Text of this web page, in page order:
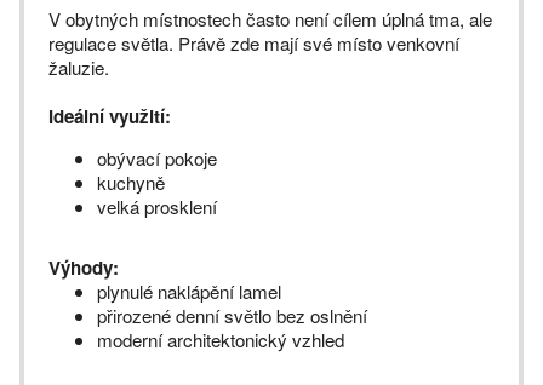
V obytných místnostech často není cílem úplná tma, ale
regulace světla. Právě zde mají své místo venkovní
žaluzie.
Ideální využití:
obývací pokoje
kuchyně
velká prosklení
Výhody:
plynulé naklápění lamel
přirozené denní světlo bez oslnění
moderní architektonický vzhled